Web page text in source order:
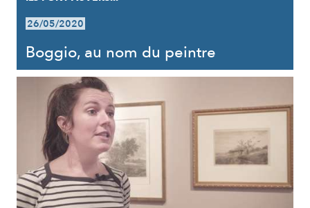
26/05/2020
Boggio, au nom du peintre